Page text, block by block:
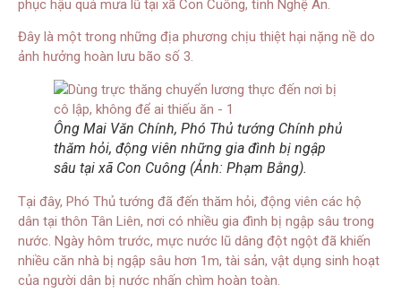
phục hậu quả mưa lũ tại xã Con Cuông, tỉnh Nghệ An.
Đây là một trong những địa phương chịu thiệt hại nặng nề do
ảnh hưởng hoàn lưu bão số 3.
Ông Mai Văn Chính, Phó Thủ tướng Chính phủ
thăm hỏi, động viên những gia đình bị ngập
sâu tại xã Con Cuông (Ảnh: Phạm Bằng).
Tại đây, Phó Thủ tướng đã đến thăm hỏi, động viên các hộ
dân tại thôn Tân Liên, nơi có nhiều gia đình bị ngập sâu trong
nước. Ngày hôm trước, mực nước lũ dâng đột ngột đã khiến
nhiều căn nhà bị ngập sâu hơn 1m, tài sản, vật dụng sinh hoạt
của người dân bị nước nhấn chìm hoàn toàn.